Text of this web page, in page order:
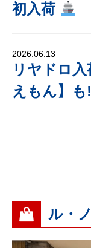
初入荷
2026.06.13
リヤドロ
えもん】も
ル・